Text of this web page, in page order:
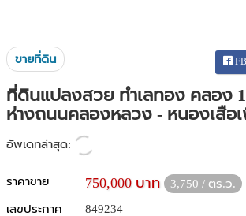
ขายที่ดิน FB
ที่ดินแปลงสวย ทำเลทอง คลอง
ห่างถนนคลองหลวง - หนองเสือ
อัพเดทล่าสุด:
ราคาขาย 750,000 บาท
3,750 / ตร.ว.
เลขประกาศ
849234